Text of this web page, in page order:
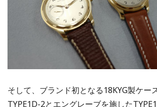
そして、ブランド初となる18KYG製ケー
TYPE1D-2とエングレーブを施した